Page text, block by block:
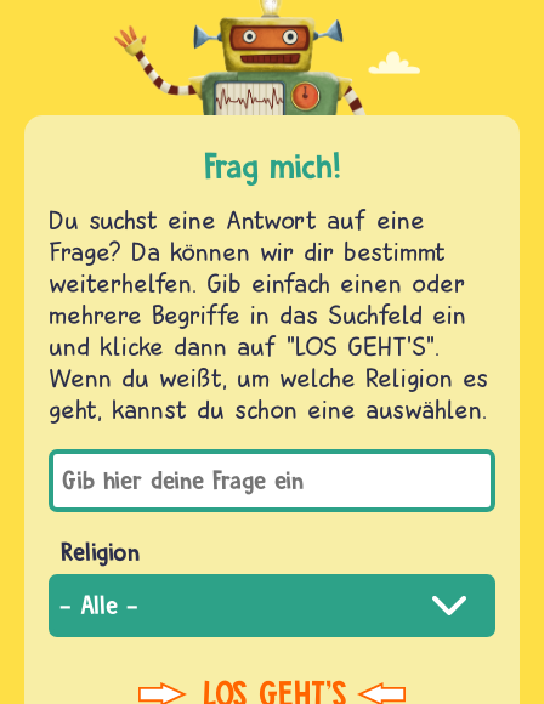
Frag mich!
Du suchst eine Antwort auf eine
Frage? Da können wir dir bestimmt
weiterhelfen. Gib einfach einen oder
mehrere Begriffe in das Suchfeld ein
und klicke dann auf "LOS GEHT'S".
Wenn du weißt, um welche Religion es
geht, kannst du schon eine auswählen.
Religion